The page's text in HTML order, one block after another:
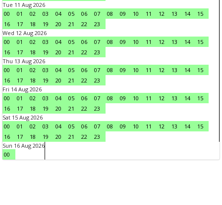
Tue 11 Aug 2026
00
01 02 03 04 05 06 07 08 09 10 11 12 13 14
15
16
17 18 19 20 21 22
23
Wed 12 Aug 2026
00
01 02 03 04 05 06 07 08 09 10 11 12 13 14
15
16
17 18 19 20 21 22
23
Thu 13 Aug 2026
00
01 02 03 04 05 06 07 08 09 10 11 12 13 14
15
16
17 18 19 20 21 22
23
Fri 14 Aug 2026
00
01 02 03 04 05 06 07 08 09 10 11 12 13 14
15
16
17 18 19 20 21 22
23
Sat 15 Aug 2026
00
01 02 03 04 05 06 07 08 09 10 11 12 13 14
15
16
17 18 19 20 21 22
23
Sun 16 Aug 2026
00